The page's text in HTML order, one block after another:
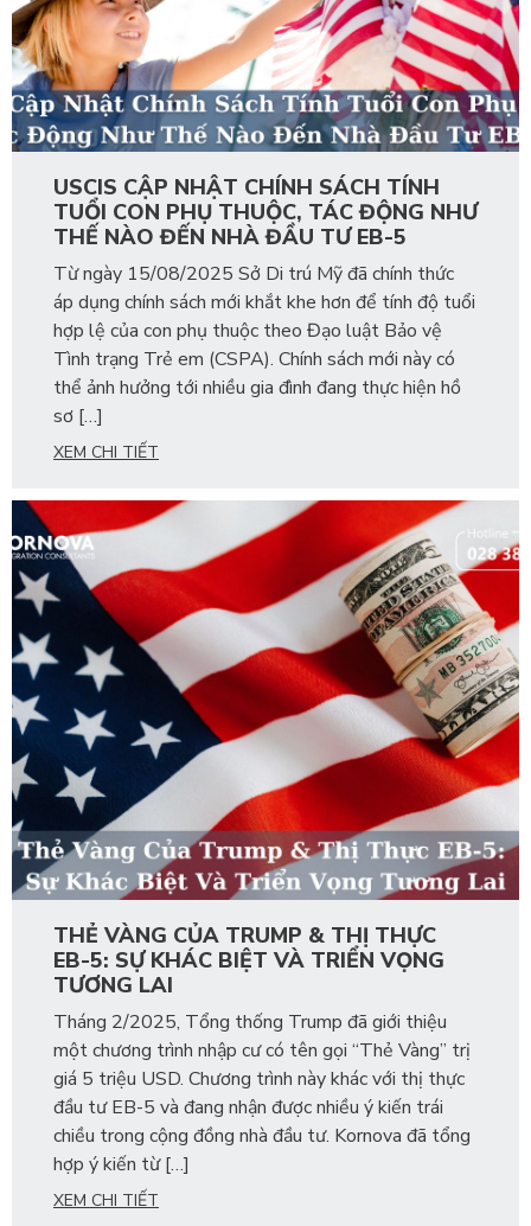
USCIS CẬP NHẬT CHÍNH SÁCH TÍNH
TUỔI CON PHỤ THUỘC, TÁC ĐỘNG NHƯ
THẾ NÀO ĐẾN NHÀ ĐẦU TƯ EB-5
Từ ngày 15/08/2025 Sở Di trú Mỹ đã chính thức
áp dụng chính sách mới khắt khe hơn để tính độ tuổi
hợp lệ của con phụ thuộc theo Đạo luật Bảo vệ
Tình trạng Trẻ em (CSPA). Chính sách mới này có
thể ảnh hưởng tới nhiều gia đình đang thực hiện hồ
sơ […]
XEM CHI TIẾT
THẺ VÀNG CỦA TRUMP & THỊ THỰC
EB-5: SỰ KHÁC BIỆT VÀ TRIỂN VỌNG
TƯƠNG LAI
Tháng 2/2025, Tổng thống Trump đã giới thiệu
một chương trình nhập cư có tên gọi “Thẻ Vàng” trị
giá 5 triệu USD. Chương trình này khác với thị thực
đầu tư EB-5 và đang nhận được nhiều ý kiến trái
chiều trong cộng đồng nhà đầu tư. Kornova đã tổng
hợp ý kiến từ […]
XEM CHI TIẾT